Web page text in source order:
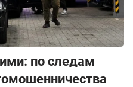
по следам